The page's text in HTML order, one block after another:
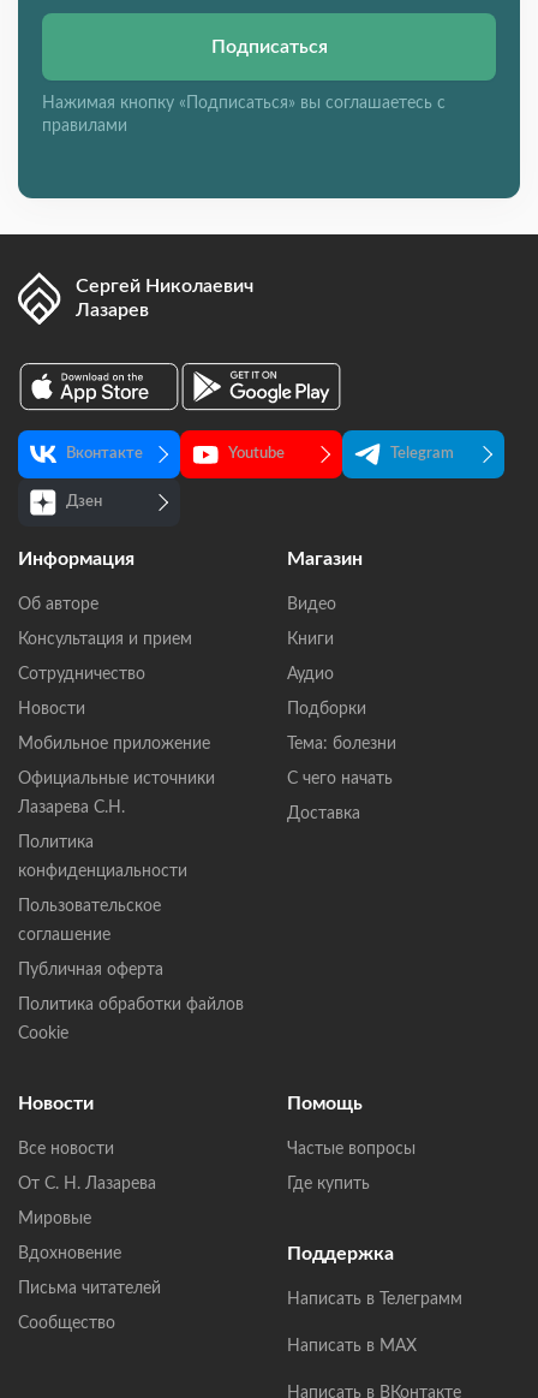
Подписаться
Нажимая кнопку «Подписаться» вы соглашаетесь с
правилами
Сергей Николаевич
Лазарев
Вконтакте Youtube Telegram
Дзен
Информация
Об авторе
Консультация и прием
Сотрудничество
Новости
Мобильное приложение
Официальные источники
Лазарева С.Н.
Политика
конфиденциальности
Пользовательское
соглашение
Публичная оферта
Политика обработки файлов
Cookie
Магазин
Видео
Книги
Аудио
Подборки
Тема: болезни
С чего начать
Доставка
Новости
Все новости
От С. Н. Лазарева
Мировые
Вдохновение
Письма читателей
Сообщество
Помощь
Частые вопросы
Где купить
Поддержка
Написать в Телеграмм
Написать в MAX
Написать в ВКонтакте